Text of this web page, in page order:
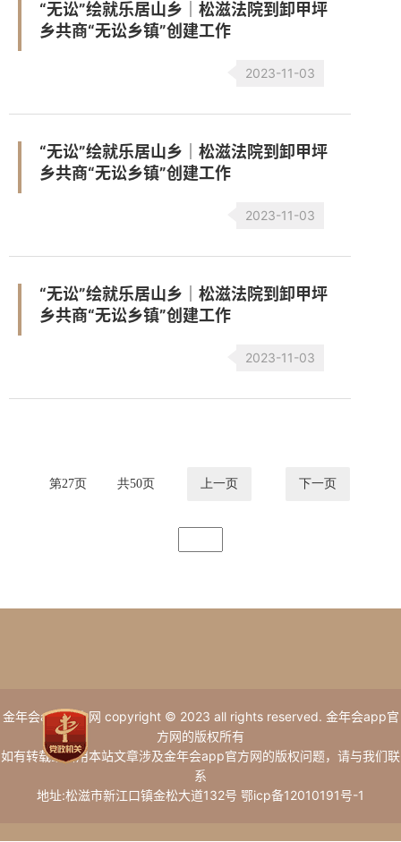
“无讼”绘就乐居山乡｜松滋法院到卸甲坪
乡共商“无讼乡镇”创建工作
2023-11-03
“无讼”绘就乐居山乡｜松滋法院到卸甲坪
乡共商“无讼乡镇”创建工作
2023-11-03
“无讼”绘就乐居山乡｜松滋法院到卸甲坪
乡共商“无讼乡镇”创建工作
2023-11-03
第27页 共50页 上一页 下一页
金年会app官方网 copyright © 2023 all rights reserved. 金年会app官
方网的版权所有
如有转载或引用本站文章涉及金年会app官方网的版权问题，请与我们联
系
地址:松滋市新江口镇金松大道132号 鄂icp备12010191号-1